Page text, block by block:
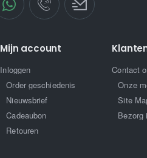
Mijn account
Inloggen
Order geschiedenis
Nieuwsbrief
Cadeaubon
Retouren
Contact
Onze
Site
Bezorg